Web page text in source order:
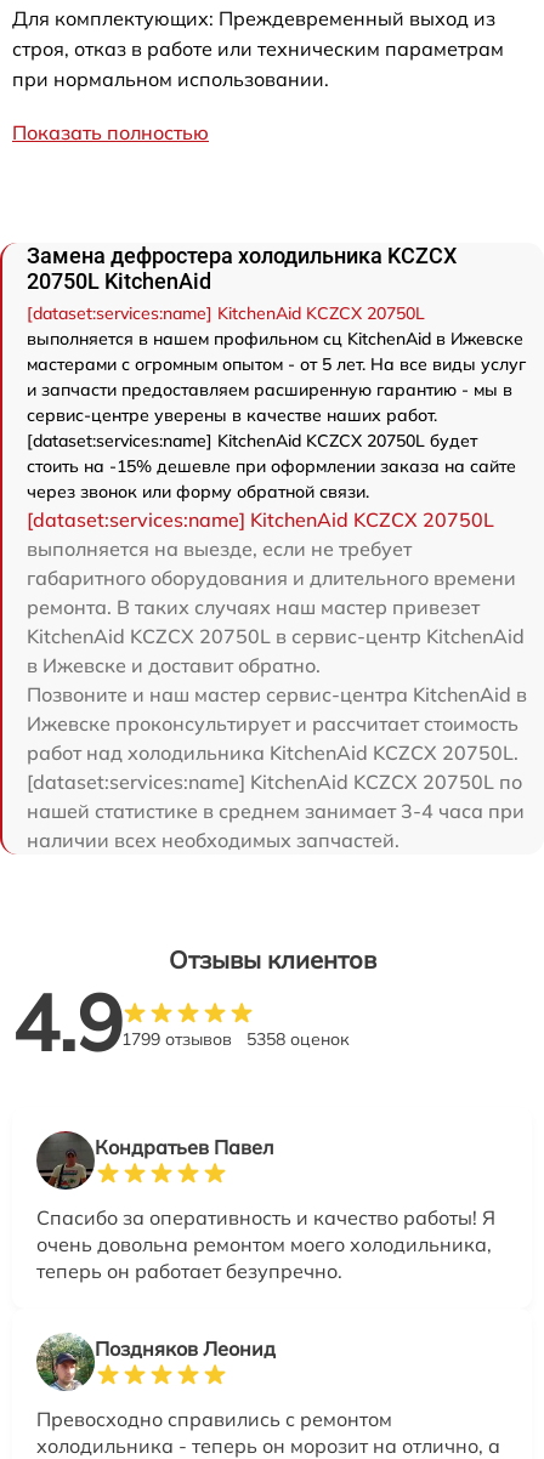
Для комплектующих: Преждевременный выход из
строя, отказ в работе или техническим параметрам
при нормальном использовании.
Показать полностью
Замена дефростера холодильника KCZCX
20750L KitchenAid
[dataset:services:name] KitchenAid KCZCX 20750L
выполняется в нашем профильном сц KitchenAid в Ижевске
мастерами с огромным опытом - от 5 лет. На все виды услуг
и запчасти предоставляем расширенную гарантию - мы в
сервис-центре уверены в качестве наших работ.
[dataset:services:name] KitchenAid KCZCX 20750L будет
стоить на -15% дешевле при оформлении заказа на сайте
через звонок или форму обратной связи.
[dataset:services:name] KitchenAid KCZCX 20750L
выполняется на выезде, если не требует
габаритного оборудования и длительного времени
ремонта. В таких случаях наш мастер привезет
KitchenAid KCZCX 20750L в сервис-центр KitchenAid
в Ижевске и доставит обратно.
Позвоните и наш мастер сервис-центра KitchenAid в
Ижевске проконсультирует и рассчитает стоимость
работ над холодильника KitchenAid KCZCX 20750L.
[dataset:services:name] KitchenAid KCZCX 20750L по
нашей статистике в среднем занимает 3-4 часа при
наличии всех необходимых запчастей.
Отзывы клиентов
4.91799 отзывов 5358 оценок
Кондратьев Павел
Спасибо за оперативность и качество работы! Я
очень довольна ремонтом моего холодильника,
теперь он работает безупречно.
Поздняков Леонид
Превосходно справились с ремонтом
холодильника - теперь он морозит на отлично, а